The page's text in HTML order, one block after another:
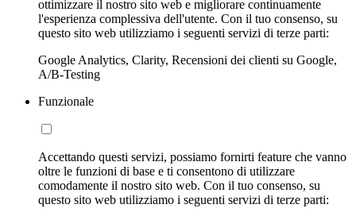
ottimizzare il nostro sito web e migliorare continuamente
l'esperienza complessiva dell'utente. Con il tuo consenso, su
questo sito web utilizziamo i seguenti servizi di terze parti:
Google Analytics, Clarity, Recensioni dei clienti su Google,
A/B-Testing
Funzionale
Accettando questi servizi, possiamo fornirti feature che vanno
oltre le funzioni di base e ti consentono di utilizzare
comodamente il nostro sito web. Con il tuo consenso, su
questo sito web utilizziamo i seguenti servizi di terze parti: